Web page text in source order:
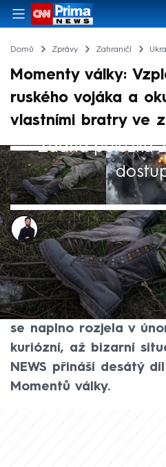
Domů Zprávy Zahraničí
Momenty války:
ruského vojáka a
vlastními bratry ve
Žádná položka
Marek Veselý
27. dub 2024, 08:42
Ruská invaze na
nejkrvavějším
světové války.
se naplno rozjela v
kuriózní, až bizarní
NEWS přináší desátý
Momentů války.